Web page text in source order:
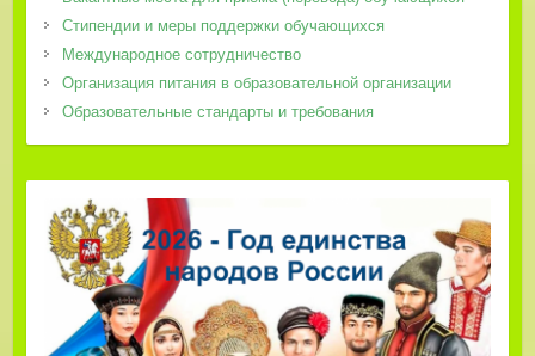
Стипендии и меры поддержки обучающихся
Международное сотрудничество
Организация питания в образовательной организации
Образовательные стандарты и требования